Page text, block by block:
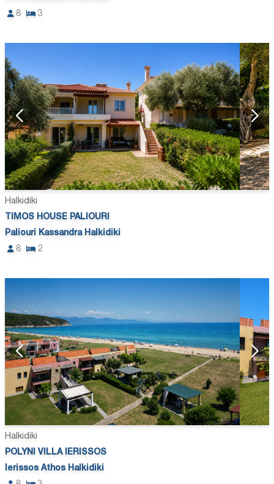
8
3
Halkidiki
TIMOS HOUSE PALIOURI
Paliouri Kassandra Halkidiki
8
2
Halkidiki
POLYNI VILLA IERISSOS
Ierissos Athos Halkidiki